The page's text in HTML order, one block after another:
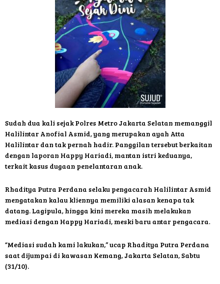
Sudah dua kali sejak Polres Metro Jakarta Selatan memanggil
Halilintar Anofial Asmid, yang merupakan ayah Atta
Halilintar dan tak pernah hadir. Panggilan tersebut berkaitan
dengan laporan Happy Hariadi, mantan istri keduanya,
terkait kasus dugaan penelantaran anak.
Rhaditya Putra Perdana selaku pengacarah Halilintar Asmid
mengatakan kalau kliennya memiliki alasan kenapa tak
datang. Lagipula, hingga kini mereka masih melakukan
mediasi dengan Happy Hariadi, meski baru antar pengacara.
“Mediasi sudah kami lakukan,” ucap Rhaditya Putra Perdana
saat dijumpai di kawasan Kemang, Jakarta Selatan, Sabtu
(31/10).